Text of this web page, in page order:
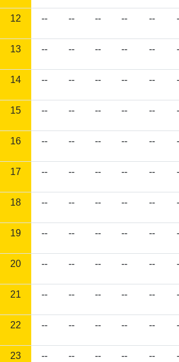
12 -- -- -- -- --
13 -- -- -- -- --
14 -- -- -- -- --
15 -- -- -- -- --
16 -- -- -- -- --
17 -- -- -- -- --
18 -- -- -- -- --
19 -- -- -- -- --
20 -- -- -- -- --
21 -- -- -- -- --
22 -- -- -- -- --
23 -- -- -- -- --